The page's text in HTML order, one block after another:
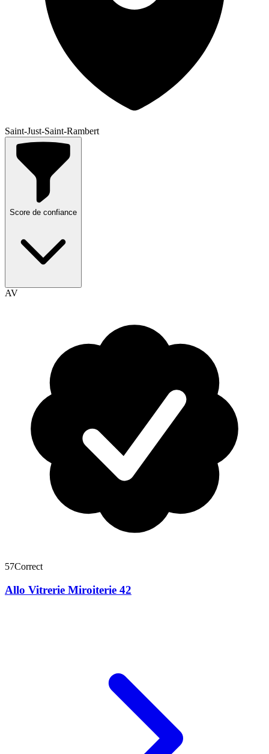
Saint-Just-Saint-Rambert
Score de confiance
AV
57Correct
Allo Vitrerie Miroiterie 42